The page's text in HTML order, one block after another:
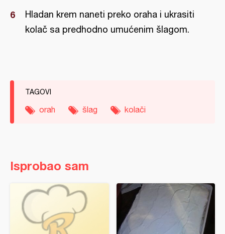
Hladan krem naneti preko oraha i ukrasiti
kolač sa predhodno umućenim šlagom.
TAGOVI
orah šlag kolači
Isprobao sam